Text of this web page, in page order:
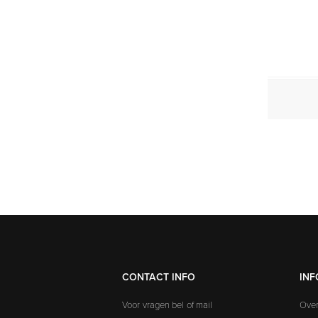
CONTACT INFO
Voor vragen bel of mail